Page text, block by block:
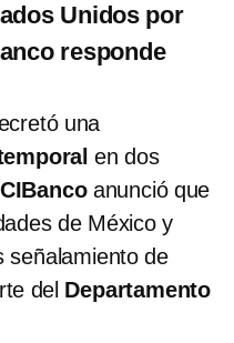
Unidos por
responde
una
en dos
CIBancoanunció que
de México y
señalamiento de
del Departamento